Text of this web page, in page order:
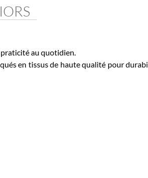
au quotidien.
en tissus de haute qualité pour durabilité